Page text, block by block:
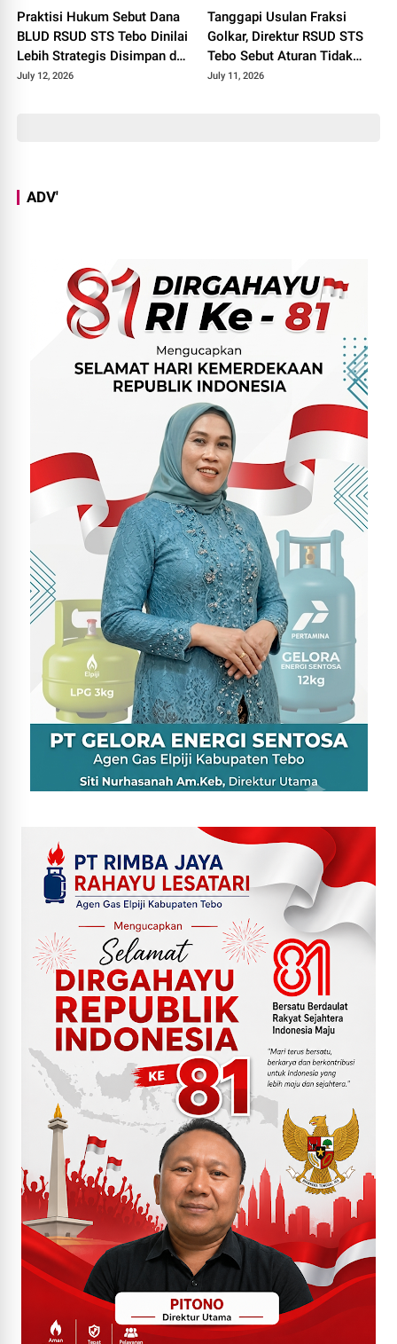
Praktisi Hukum Sebut Dana
BLUD RSUD STS Tebo Dinilai
Lebih Strategis Disimpan di
Bank Jambi
July 12, 2026
Tanggapi Usulan Fraksi
Golkar, Direktur RSUD STS
Tebo Sebut Aturan Tidak
Wajibkan Dana BLUD
July 11, 2026
ADV'